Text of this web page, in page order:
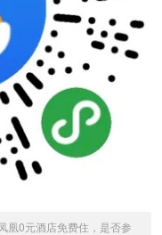
凰0元酒店免费住，是否参